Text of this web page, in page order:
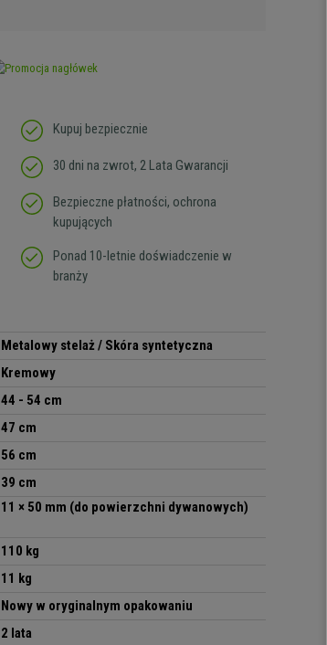
Kupuj bezpiecznie
30 dni na zwrot, 2 Lata Gwarancji
Bezpieczne płatności, ochrona
kupujących
Ponad 10-letnie doświadczenie w
branży
Metalowy stelaż / Skóra syntetyczna
Kremowy
44 - 54 cm
47 cm
56 cm
39 cm
11 × 50 mm (do powierzchni dywanowych)
110 kg
11 kg
Nowy w oryginalnym opakowaniu
2 lata